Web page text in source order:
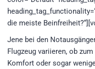
die meiste
Jene bei den
Flugzeug variieren, ob
Komfort oder sogar